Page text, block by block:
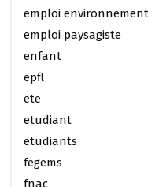
emploi environnement
emploi paysagiste
enfant
epfl
ete
etudiant
etudiants
fegems
fnac